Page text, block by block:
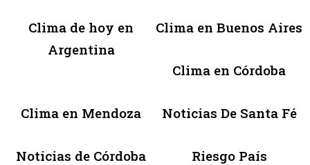
Clima de hoy en
Argentina
Clima en Buenos Aires
Clima en Córdoba
Clima en Mendoza Noticias De Santa Fé
Noticias de Córdoba Riesgo País